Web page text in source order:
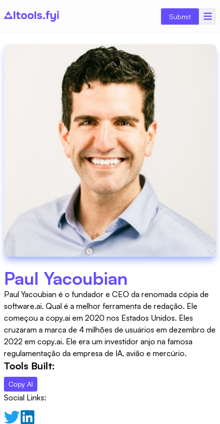
Submit
Paul Yacoubian
Paul Yacoubian é o fundador e CEO da renomada cópia de
software.ai. Qual é a melhor ferramenta de redação. Ele
começou a copy.ai em 2020 nos Estados Unidos. Eles
cruzaram a marca de 4 milhões de usuários em dezembro de
2022 em copy.ai. Ele era um investidor anjo na famosa
regulamentação da empresa de IA, avião e mercúrio.
Tools Built:
Copy AI
Social Links: